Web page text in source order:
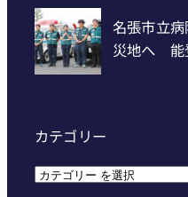
カテゴリー
カ